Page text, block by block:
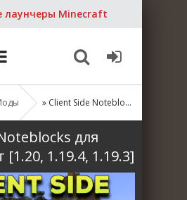
лаунчеры Minecraft
» Client Side Noteblocks для Майнкрафт [1.20, 1.19.4, 1.19.3]
для
1.19.4, 1.19.3]